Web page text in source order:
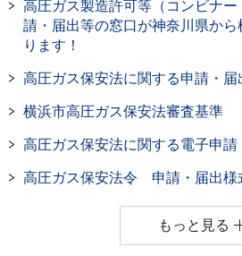
高圧ガス製造許可等（コンビナー
請・届出等の窓口が神奈川県か
ります！
高圧ガス保安法に関する申請・届
横浜市高圧ガス保安法審査基準
高圧ガス保安法に関する電子申請
高圧ガス保安法令 申請・届出様
もっと見る